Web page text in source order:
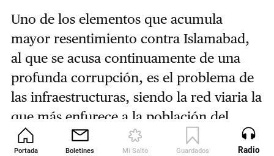
Portada Boletines Mi Salto Guardados Revista
Uno de los elementos que acumula
mayor resentimiento contra Islamabad,
al que se acusa continuamente de una
profunda corrupción, es el problema de
las infraestructuras, siendo la red viaria la
que más enfurece a la población del
norte del país. Excepto la transnacional
Radio